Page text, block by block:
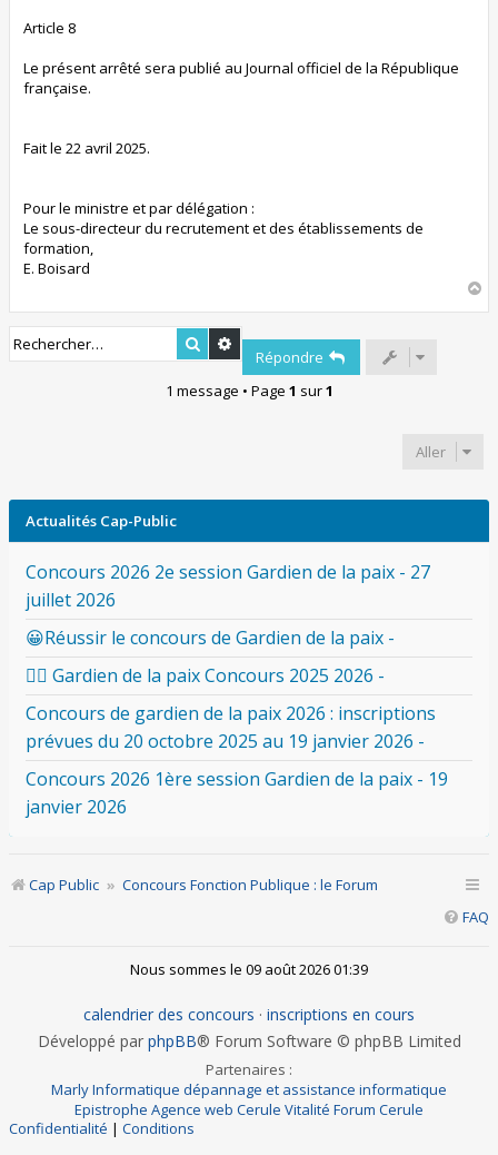
Article 8
Le présent arrêté sera publié au Journal officiel de la République
française.
Fait le 22 avril 2025.
Pour le ministre et par délégation :
Le sous-directeur du recrutement et des établissements de
formation,
E. Boisard
Rechercher
Recherche avancée
Répondre
1 message • Page 1 sur1
Aller
Actualités Cap-Public
Concours 2026 2e session Gardien de la paix - 27
juillet 2026
😀Réussir le concours de Gardien de la paix -
👮‍♂️ Gardien de la paix Concours 2025 2026 -
Concours de gardien de la paix 2026 : inscriptions
prévues du 20 octobre 2025 au 19 janvier 2026 -
Concours 2026 1ère session Gardien de la paix - 19
janvier 2026
Cap Public
Concours Fonction Publique : le Forum
FAQ
Nous sommes le 09 août 2026 01:39
calendrier des concours · inscriptions en cours
Développé par phpBB® Forum Software © phpBB Limited
Partenaires :
Marly Informatique dépannage et assistance informatique
Epistrophe Agence web Cerule Vitalité Forum Cerule
Confidentialité | Conditions